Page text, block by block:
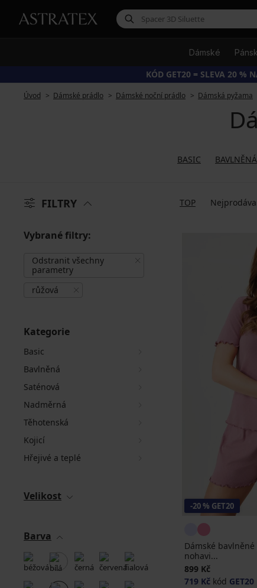
Dámské
KÓD GET20 = SLEVA 20 %
Úvod Dámské prádlo Dámské noční prádlo Dámská pyžama
BASIC BAVLNĚNÁ
FILTRY TOP
Vybrané filtry:
Odstranit všechny
parametry
růžová
Kategorie
Basic
Bavlněná
Saténová
Nadměrná
Těhotenská
Kojicí
Hřejivé a teplé
Velikost
Barva
-20 % GET20
Dámské
nohavi...
899 Kč
719 Kč kód GET20